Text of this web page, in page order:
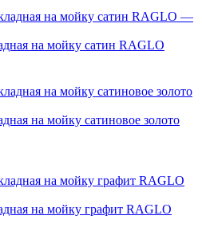
на мойку сатин RAGLO
на мойку сатиновое золото
на мойку графит RAGLO